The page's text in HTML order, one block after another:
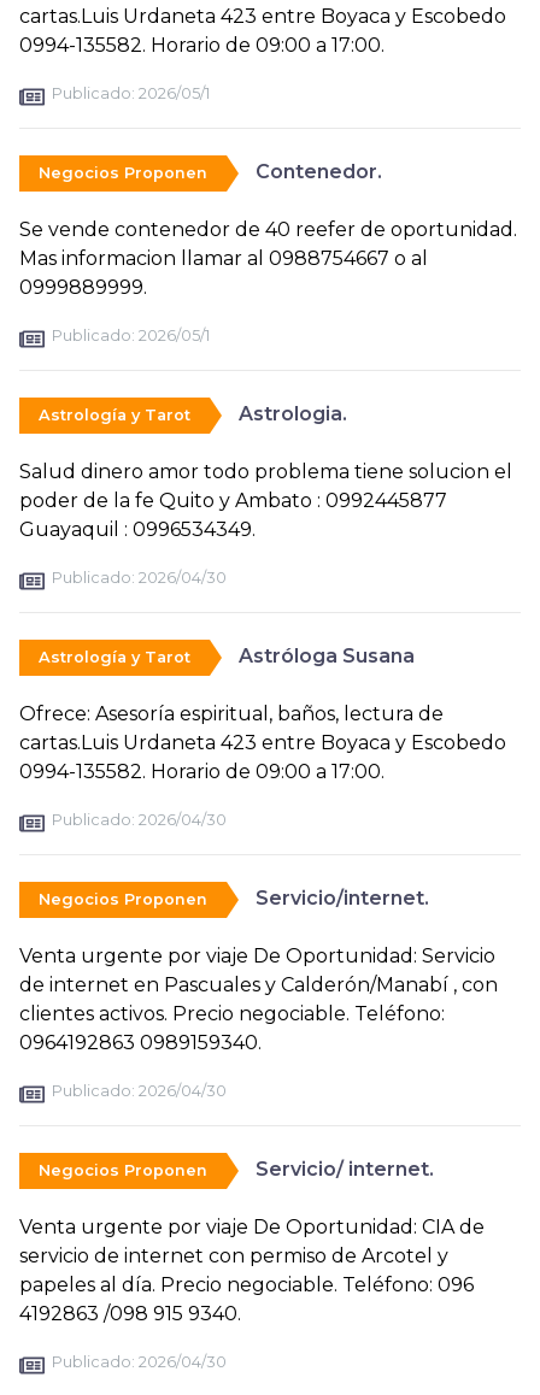
cartas.Luis Urdaneta 423 entre Boyaca y Escobedo
0994-135582. Horario de 09:00 a 17:00.
Publicado: 2026/05/1
Negocios Proponen Contenedor.
Se vende contenedor de 40 reefer de oportunidad.
Mas informacion llamar al 0988754667 o al
0999889999.
Publicado: 2026/05/1
Astrología y Tarot Astrologia.
Salud dinero amor todo problema tiene solucion el
poder de la fe Quito y Ambato : 0992445877
Guayaquil : 0996534349.
Publicado: 2026/04/30
Astrología y Tarot Astróloga Susana
Ofrece: Asesoría espiritual, baños, lectura de
cartas.Luis Urdaneta 423 entre Boyaca y Escobedo
0994-135582. Horario de 09:00 a 17:00.
Publicado: 2026/04/30
Negocios Proponen Servicio/internet.
Venta urgente por viaje De Oportunidad: Servicio
de internet en Pascuales y Calderón/Manabí , con
clientes activos. Precio negociable. Teléfono:
0964192863 0989159340.
Publicado: 2026/04/30
Negocios Proponen Servicio/ internet.
Venta urgente por viaje De Oportunidad: CIA de
servicio de internet con permiso de Arcotel y
papeles al día. Precio negociable. Teléfono: 096
4192863 /098 915 9340.
Publicado: 2026/04/30